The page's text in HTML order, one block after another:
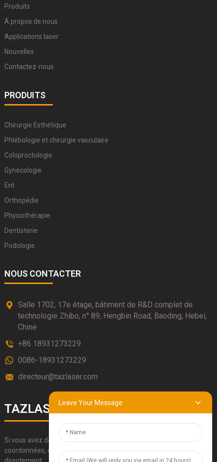
Produits
À propos de nous
Applications laser
Nouvelles
Contactez-nous
PRODUITS
Chirurgie Esthétique
Phlébologie et chirurgie vasculaire
Coloproctologie
Gynécologie
Ent
Orthopédie
Physiothérapie
Dentisterie
Podologie
NOUS CONTACTER
Salle 1702, 17e étage, bâtiment de R&D complet de
technologie Zhibo, n° 89, Hengbin Road, Baoding, Hebei,
Chine
+86 18931273229
0086-18931273229
directeur@tazlaser.com
TAZLASERS
Si vous avez des questions sur nos produits, veuillez utiliser nos
coordonnées, envoyez-nous un e-mail ou appelez-nous
Leave Your Message